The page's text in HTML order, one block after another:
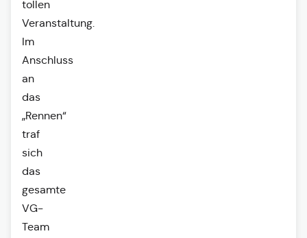
tollen
Veranstaltung.
Im
Anschluss
an
das
„Rennen“
traf
sich
das
gesamte
VG-
Team